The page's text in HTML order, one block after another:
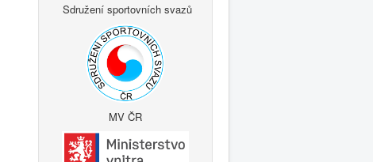
Sdružení sportovních svazů
MV ČR